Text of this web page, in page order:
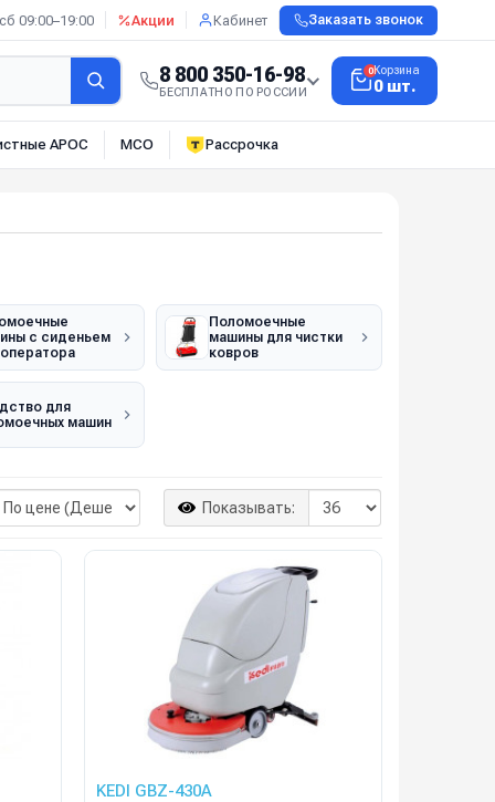
09:00–19:00 Акции Кабинет Заказать звонок
8 800 350-16-98
БЕСПЛАТНО ПО РОССИИ
0Корзина
0 шт.
АРОС МСО Рассрочка
с сиденьем
Поломоечные
машины для чистки
ковров
для
машин
Показывать:
KEDI GBZ-430A